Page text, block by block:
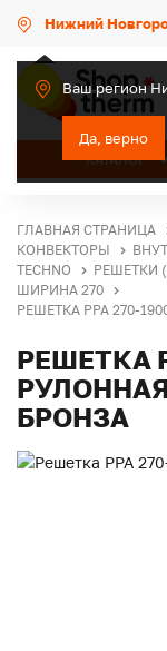
Нижний
Ваш регион
Да, верно
КАТАЛОГ
ГЛАВНАЯ СТРАНИЦА
КОНВЕКТОРЫ
TECHNO
РЕШЕТКИ
ШИРИНА 270
РЕШЕТКА PPA 270-
РЕШЕТКА
БРОНЗА